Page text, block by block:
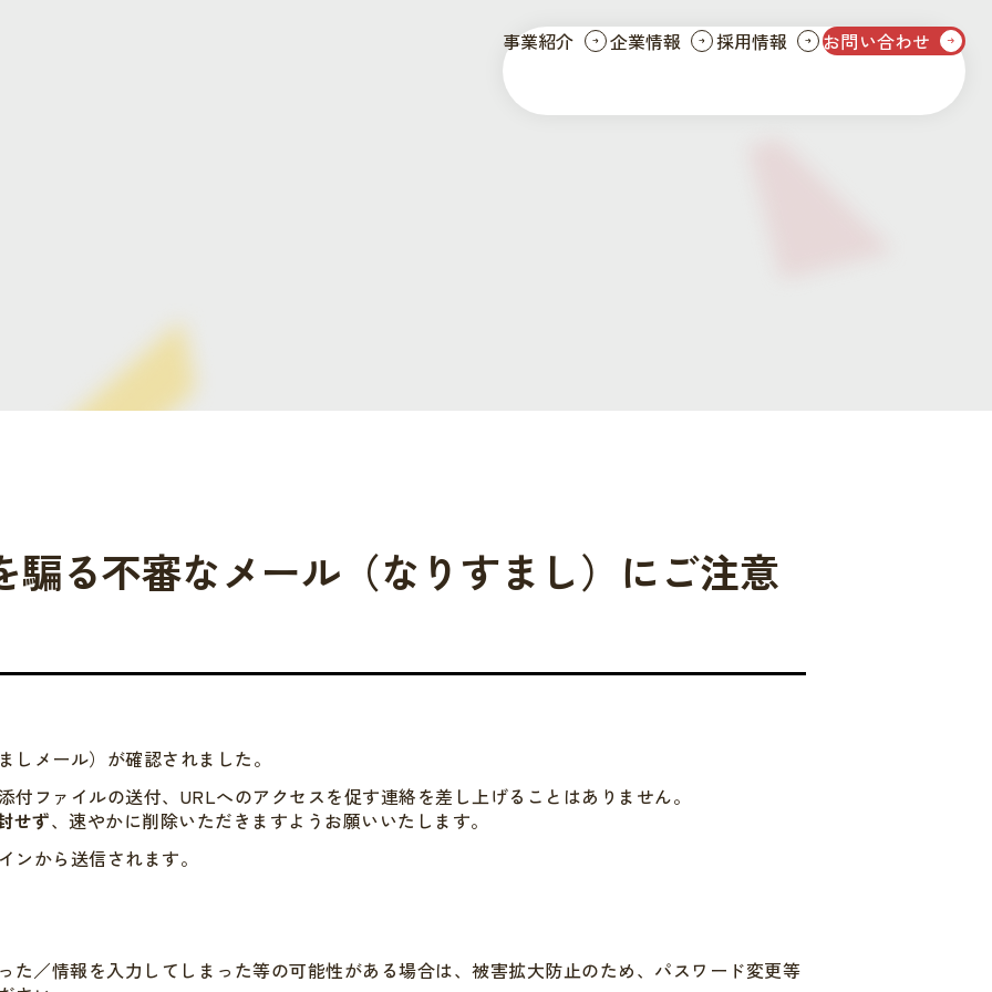
事業紹介 企業情報 採用情報 お問い合わせ
る不審なメール（なりすまし）にご注意
メール）が確認されました。
ファイルの送付、URLへのアクセスを促す連絡を差し上げることはありません。
せず、速やかに削除いただきますようお願いいたします。
から送信されます。
／情報を入力してしまった等の可能性がある場合は、被害拡大防止のため、パスワード変更等